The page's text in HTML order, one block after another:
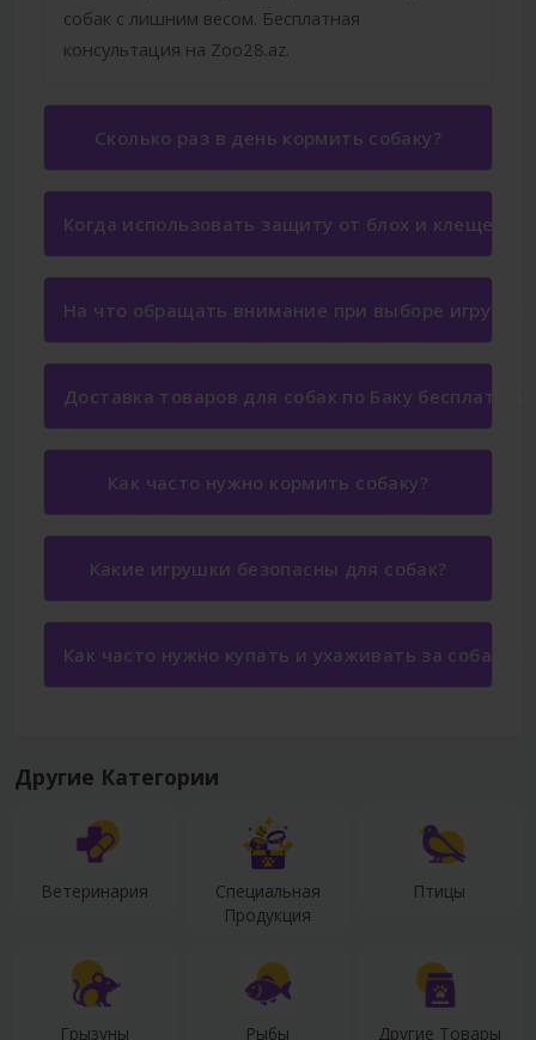
собак с лишним весом. Бесплатная
консультация на Zoo28.az.
Сколько раз в день кормить собаку?
Когда использовать защиту от блох и клещей
На что обращать внимание при выборе игрушек
Доставка товаров для собак по Баку
Как часто нужно кормить собаку?
Какие игрушки безопасны для собак?
Как часто нужно купать и ухаживать за собакой?
Другие Категории
Ветеринария
Специальная
Продукция
Птицы
Грызуны Рыбы Другие Товары